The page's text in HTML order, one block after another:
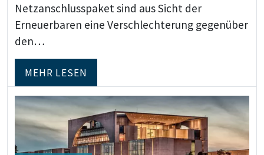
Netzanschlusspaket sind aus Sicht der
Erneuerbaren eine Verschlechterung gegenüber
den…
MEHR LESEN